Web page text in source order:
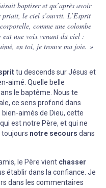
baptiser et qu’après avoir
priait, le ciel s’ouvrit. L’Esprit
comme une colombe
eut une voix venant du ciel :
en toi, je trouve ma joie. »
tu descends sur Jésus et
aimé. Quelle belle
le baptême. Nous te
ce sens profond dans
aimés de Dieu, cette
est notre Père, et qui ne
toujours notre secours dans
le Père vient chasser
établir dans la confiance. Je
dans les commentaires